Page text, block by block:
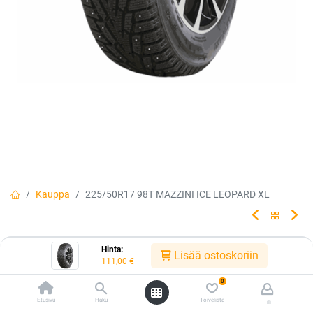
Hinta:
111,00 € Lisää ostoskoriin
Etusivu Haku
0
Toivelista Tili
Kauppa 225/50R17 98T MAZZINI ICE LEOPARD XL
225/50R17 98T MAZZINI ICE
LEOPARD XL
Ice Leopard on suunniteltu lisämään ajoturvallisuuta ankariin
talviolosuhteisiin.